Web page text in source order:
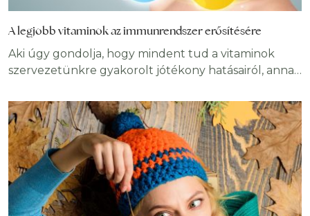
A legjobb vitaminok az immunrendszer erősítésére
Aki úgy gondolja, hogy mindent tud a vitaminok
szervezetünkre gyakorolt jótékony hatásairól, annak
egészségünk szempontjából betöltött jelentőségük
ellenére a vitaminok túlnyomó részét a szervezet
nem tudja előállítani, és külső forrásból kell
beszerezni. Egy ideális világban minden szükséges
tápanyaghoz hozzájutnánk a táplálkozás útján, de
ez nem mindig lehetséges. Amikor